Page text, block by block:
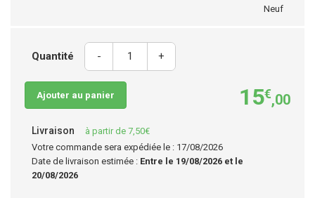
Neuf
Quantité - +
Ajouter au panier 15€,00
Livraison
à partir de 7,50€
Votre commande sera expédiée le : 17/08/2026
Date de livraison estimée : Entre le 19/08/2026 et le
20/08/2026